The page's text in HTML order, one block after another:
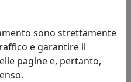
riscosso
sono strettamente
e garantire il
pagine e, pertanto,